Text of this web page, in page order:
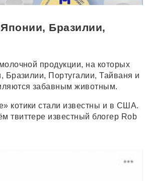
Бразилии,
продукции, на которых
Бразилии, Португалии, Тайваня и
забавным животным.
котики стали известны и в США.
твиттере известный блогер Rob